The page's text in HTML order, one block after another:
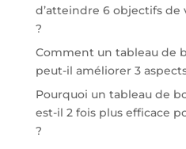
d’atteindre 6 objectifs
?
Comment un tableau de
peut-il améliorer 3
Pourquoi un tableau de
est-il 2 fois plus efficace
?